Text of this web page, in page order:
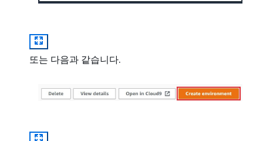
또는 다음과 같습니다.